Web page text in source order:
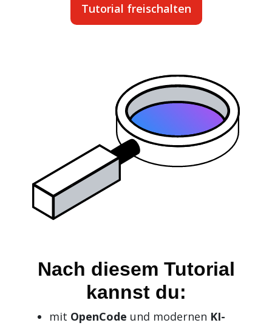
Tutorial freischalten
Nach diesem Tutorial
kannst du:
mit OpenCode und modernen KI-